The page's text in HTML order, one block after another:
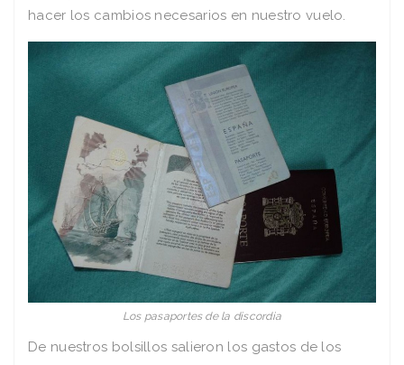
hacer los cambios necesarios en nuestro vuelo.
Los pasaportes de la discordia
De nuestros bolsillos salieron los gastos de los